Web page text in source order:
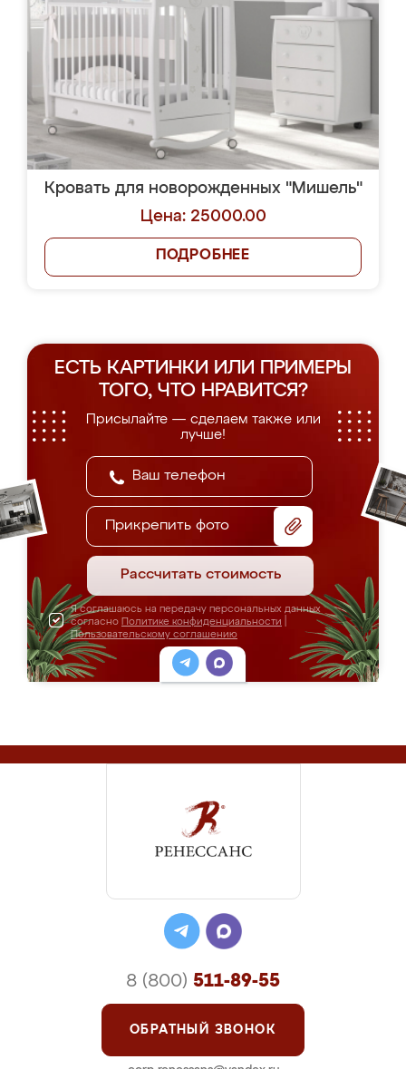
Кровать для новорожденных "Мишель"
Цена: 25000.00
ПОДРОБНЕЕ
ЕСТЬ КАРТИНКИ ИЛИ ПРИМЕРЫ
ТОГО, ЧТО НРАВИТСЯ?
Присылайте — сделаем также или
лучше!
Прикрепить фото
Рассчитать стоимость
Я соглашаюсь на передачу персональных данных
согласно Политике конфиденциальности
Пользовательскому соглашению
8 (800) 511-89-55
ОБРАТНЫЙ ЗВОНОК